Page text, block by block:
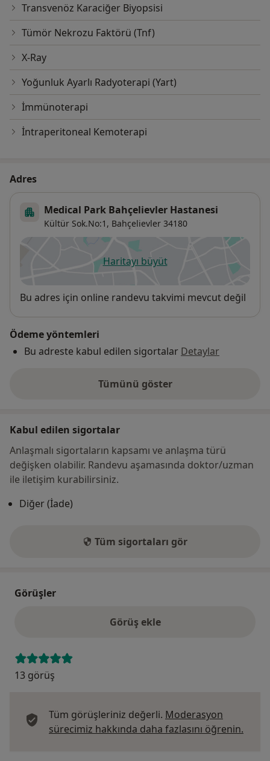
Transvenöz Karaciğer Biyopsisi
Tümör Nekrozu Faktörü (Tnf)
X-Ray
Yoğunluk Ayarlı Radyoterapi (Yart)
İmmünoterapi
İntraperitoneal Kemoterapi
Adres
Medical Park Bahçelievler Hastanesi
Kültür Sok.No:1, Bahçelievler 34180
Haritayı büyütyeni bir sekmede açılır
Uygunluk
Bu adres için online randevu takvimi mevcut değil
Ödeme yöntemleri
Bu adreste kabul edilen sigortalar Detaylar
Tümünü göster
adres hakkında
Kabul edilen sigortalar
Anlaşmalı sigortaların kapsamı ve anlaşma türü
değişken olabilir. Randevu aşamasında doktor/uzman
ile iletişim kurabilirsiniz.
Diğer (İade)
Tüm sigortaları gör
Görüşler
Görüş ekle
13 görüş
Tüm görüşleriniz değerli. Moderasyon
sürecimiz hakkında daha fazlasını öğrenin.